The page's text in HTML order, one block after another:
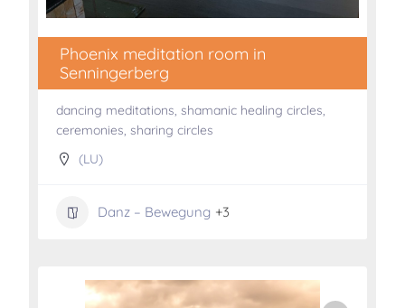
Phoenix meditation room in
Senningerberg
dancing meditations, shamanic healing circles,
ceremonies, sharing circles
(LU)
Danz – Bewegung +3